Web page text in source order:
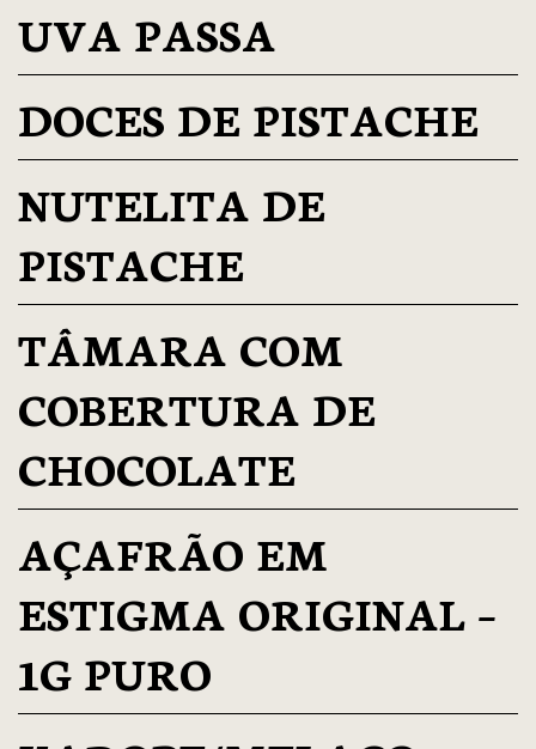
UVA PASSA
DOCES DE PISTACHE
NUTELITA DE
PISTACHE
TÂMARA COM
COBERTURA DE
CHOCOLATE
AÇAFRÃO EM
ESTIGMA ORIGINAL –
1G PURO